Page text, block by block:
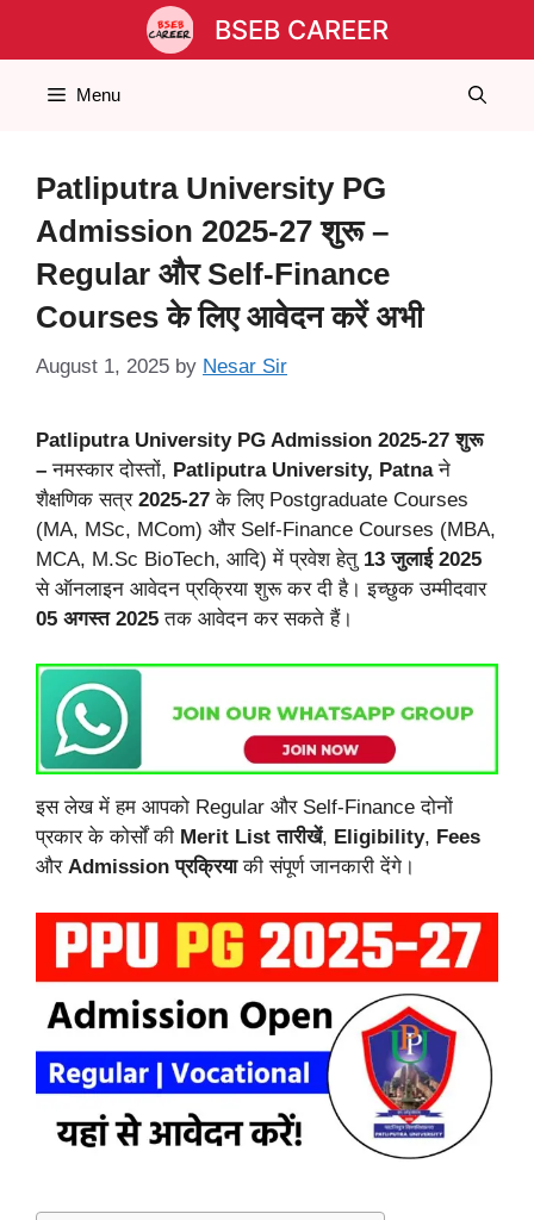
BSEB CAREER
Menu
Patliputra University PG
Admission 2025-27 शुरू –
Regular और Self-Finance
Courses के लिए आवेदन करें अभी
August 1, 2025 by Nesar Sir
Patliputra University PG Admission 2025-27 शुरू
– नमस्कार दोस्तों, Patliputra University, Patnaने
शैक्षणिक सत्र 2025-27 के लिए Postgraduate Courses
(MA, MSc, MCom) और Self-Finance Courses (MBA,
MCA, M.Sc BioTech, आदि) में प्रवेश हेतु 13 जुलाई 2025
से ऑनलाइन आवेदन प्रक्रिया शुरू कर दी है। इच्छुक उम्मीदवार
05 अगस्त 2025 तक आवेदन कर सकते हैं।
इस लेख में हम आपको Regular और Self-Finance दोनों
प्रकार के कोर्सों की Merit List तारीखें, Eligibility, Fees
और Admission प्रक्रियाकी संपूर्ण जानकारी देंगे।